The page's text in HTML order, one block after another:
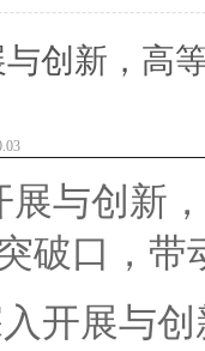
创新，高
与创新
破口，带
展与创